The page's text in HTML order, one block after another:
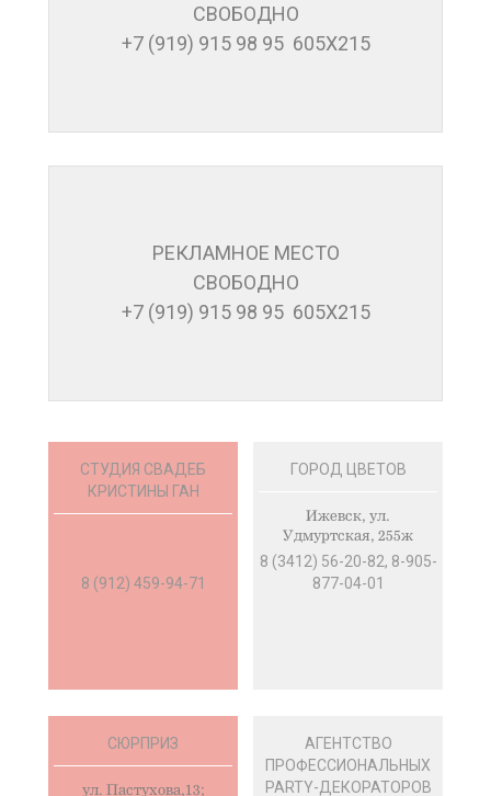
СВОБОДНО
+7 (919) 915 98 95 605Х215
РЕКЛАМНОЕ МЕСТО
СВОБОДНО
+7 (919) 915 98 95 605Х215
СТУДИЯ СВАДЕБ
КРИСТИНЫ ГАН
8 (912) 459-94-71
ГОРОД ЦВЕТОВ
Ижевск, ул.
Удмуртская, 255ж
8 (3412) 56-20-82, 8-905-
877-04-01
СЮРПРИЗ
ул. Пастухова,13;
АГЕНТСТВО
ПРОФЕССИОНАЛЬНЫХ
PARTY-ДЕКОРАТОРОВ